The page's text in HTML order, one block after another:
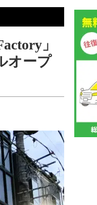
」
オープ